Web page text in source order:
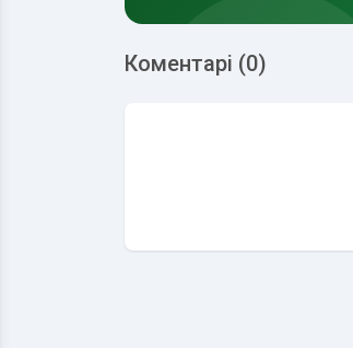
Коментарі (0)